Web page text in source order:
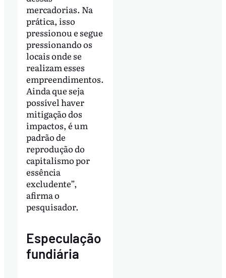
mercadorias. Na
prática, isso
pressionou e segue
pressionando os
locais onde se
realizam esses
empreendimentos.
Ainda que seja
possível haver
mitigação dos
impactos, é um
padrão de
reprodução do
capitalismo por
essência
excludente”,
afirma o
pesquisador.
Especulação
fundiária